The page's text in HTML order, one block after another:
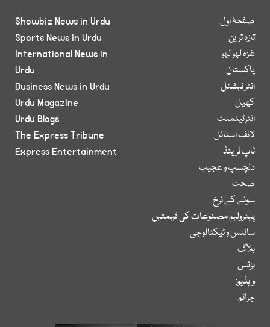
صفحۂ اول
تازہ ترین
غزہ لہو لہو
پاکستان
انٹر نیشنل
کھیل
انٹرٹینمنٹ
لائف اسٹائل
ٹاپ ٹرینڈ
دلچسپ و عجیب
صحت
سونے کے نرخ
پیٹرولیم مصنوعات کی قیمتیں
سائنس و ٹیکنالوجی
بلاگ
بزنس
ویڈیوز
جرائم
Showbiz News in Urdu
Sports News in Urdu
International News in
Urdu
Business News in Urdu
Urdu Magazine
Urdu Blogs
The Express Tribune
Express Entertainment